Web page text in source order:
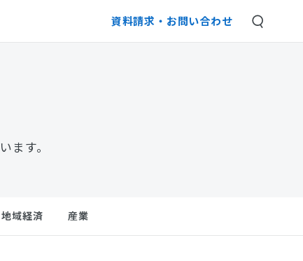
資料請求・ お問い合わせ
ます。
地域経済 産業